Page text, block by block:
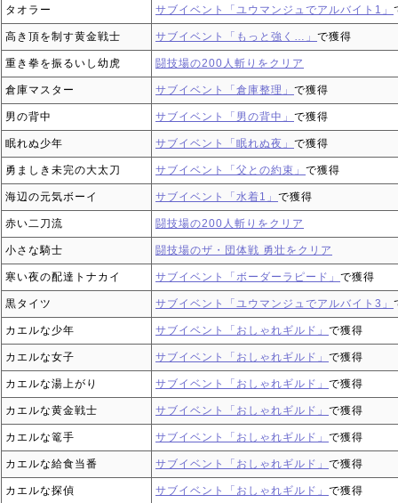
タオラー サブイベント「ユウマンジュでアルバイト1」
高き頂を制す黄金戦士 サブイベント「もっと強く…」 で獲得
重き拳を振るいし幼虎 闘技場の200人斬りをクリア
倉庫マスター サブイベント「倉庫整理」 で獲得
男の背中 サブイベント「男の背中」 で獲得
眠れぬ少年 サブイベント「眠れぬ夜」 で獲得
勇ましき未完の大太刀 サブイベント「父との約束」 で獲得
海辺の元気ボーイ サブイベント「水着1」 で獲得
赤い二刀流 闘技場の200人斬りをクリア
小さな騎士 闘技場のザ・団体戦 勇壮をクリア
寒い夜の配達トナカイ サブイベント「ボーダーラピード」 で獲得
黒タイツ サブイベント「ユウマンジュでアルバイト3」
カエルな少年 サブイベント「おしゃれギルド」 で獲得
カエルな女子 サブイベント「おしゃれギルド」 で獲得
カエルな湯上がり サブイベント「おしゃれギルド」 で獲得
カエルな黄金戦士 サブイベント「おしゃれギルド」 で獲得
カエルな篭手 サブイベント「おしゃれギルド」 で獲得
カエルな給食当番 サブイベント「おしゃれギルド」 で獲得
カエルな探偵 サブイベント「おしゃれギルド」 で獲得